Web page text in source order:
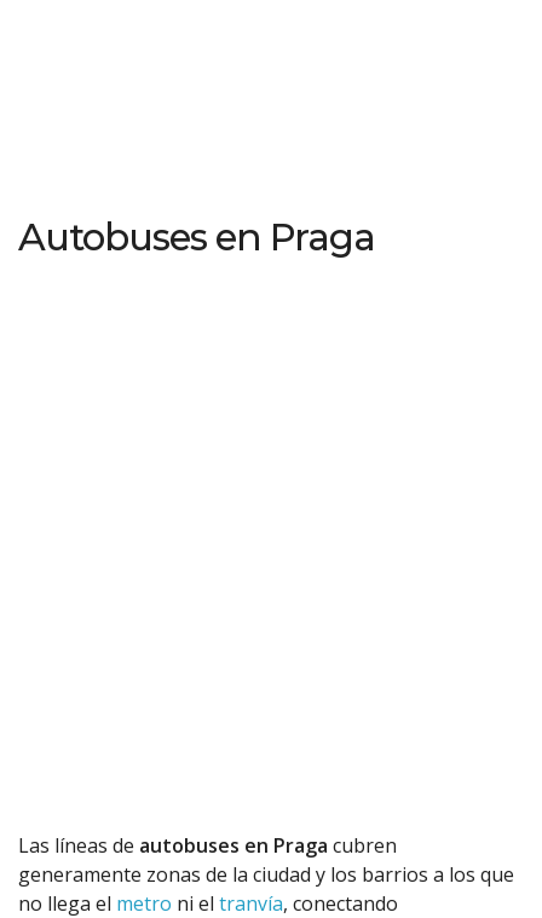
Autobuses en Praga
Las líneas de autobuses en Praga cubren
generamente zonas de la ciudad y los barrios a los que
no llega el metro ni el tranvía, conectando